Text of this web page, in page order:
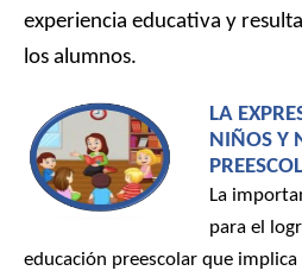
experiencia educativa y
los alumnos.
LA
NIÑOS Y
La
para el
educación preescolar que